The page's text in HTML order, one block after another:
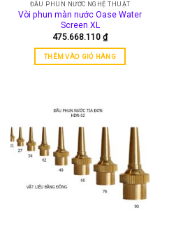
ĐẦU PHUN NƯỚC NGHỆ THUẬT
Vòi phun màn nước Oase Water
Screen XL
475.668.110 ₫
THÊM VÀO GIỎ HÀNG